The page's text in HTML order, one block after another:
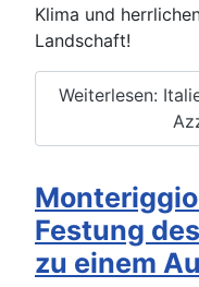
Klima und
Landschaft!
Weiterlesen:
Festung
zu einem